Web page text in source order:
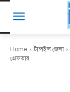
Home টাঙ্গাইল জেলা
গ্রেফতার